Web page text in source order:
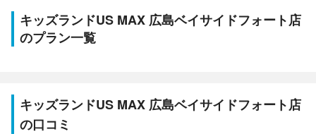
キッズランドUS MAX 広島ベイサイドフォート店
のプラン一覧
キッズランドUS MAX 広島ベイサイドフォート店
の口コミ